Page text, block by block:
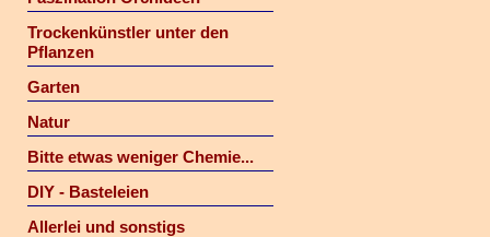
Trockenkünstler unter den
Pflanzen
Garten
Natur
Bitte etwas weniger Chemie...
DIY - Basteleien
Allerlei und sonstigs